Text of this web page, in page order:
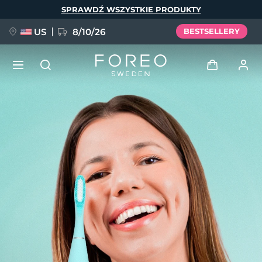
SPRAWDŹ WSZYSTKIE PRODUKTY
US 8/10/26 BESTSELLERY
Profil użytkownika
Moje urządzenia
Moje zamówienia
Moje adresy
Moje subskrypcje
FAQ™ Pure Beauty-Tech Elixir
BREAKING NEWS
issa™ Teeth Whitening Set
Deutsch
Español
Français
Italiano
Português
Svenska
Русский
简体中文 繁體中文